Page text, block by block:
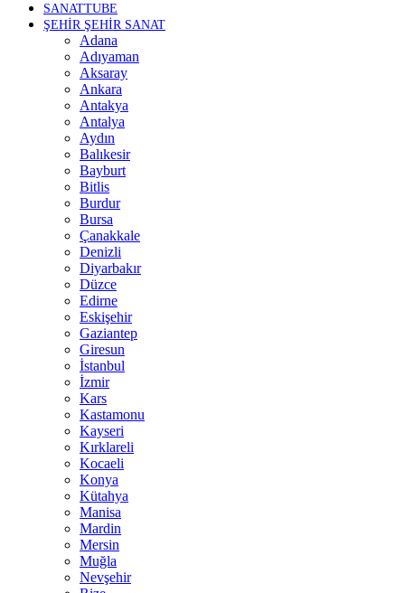
SANATTUBE
ŞEHİR ŞEHİR SANAT
Adana
Adıyaman
Aksaray
Ankara
Antakya
Antalya
Aydın
Balıkesir
Bayburt
Bitlis
Burdur
Bursa
Çanakkale
Denizli
Diyarbakır
Düzce
Edirne
Eskişehir
Gaziantep
Giresun
İstanbul
İzmir
Kars
Kastamonu
Kayseri
Kırklareli
Kocaeli
Konya
Kütahya
Manisa
Mardin
Mersin
Muğla
Nevşehir